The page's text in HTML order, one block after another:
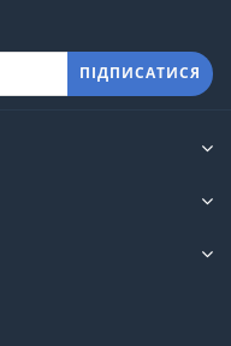
ПІДПИСАТИСЯ